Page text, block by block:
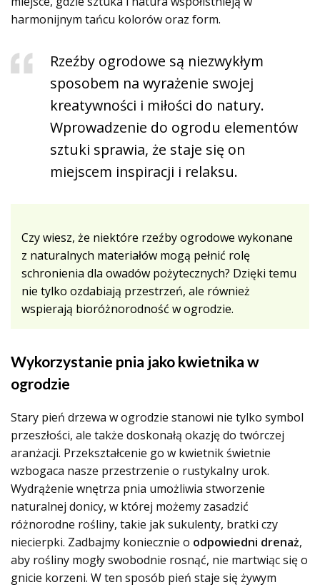
harmonijnym tańcu kolorów oraz form.
Rzeźby ogrodowe są niezwykłym
sposobem na wyrażenie swojej
kreatywności i miłości do natury.
Wprowadzenie do ogrodu elementów
sztuki sprawia, że staje się on
miejscem inspiracji i relaksu.
Czy wiesz, że niektóre rzeźby ogrodowe wykonane
z naturalnych materiałów mogą pełnić rolę
schronienia dla owadów pożytecznych? Dzięki temu
nie tylko ozdabiają przestrzeń, ale również
wspierają bioróżnorodność w ogrodzie.
Wykorzystanie pnia jako kwietnika w
ogrodzie
Stary pień drzewa w ogrodzie stanowi nie tylko symbol
przeszłości, ale także doskonałą okazję do twórczej
aranżacji. Przekształcenie go w kwietnik świetnie
wzbogaca nasze przestrzenie o rustykalny urok.
Wydrążenie wnętrza pnia umożliwia stworzenie
naturalnej donicy, w której możemy zasadzić
różnorodne rośliny, takie jak sukulenty, bratki czy
niecierpki. Zadbajmy koniecznie o odpowiedni drenaż,
aby rośliny mogły swobodnie rosnąć, nie martwiąc się o
gnicie korzeni. W ten sposób pień staje się żywym